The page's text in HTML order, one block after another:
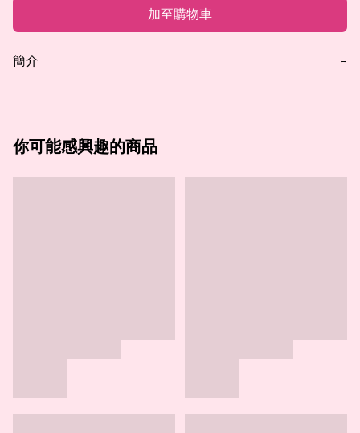
加至購物車
簡介 −
你可能感興趣的商品